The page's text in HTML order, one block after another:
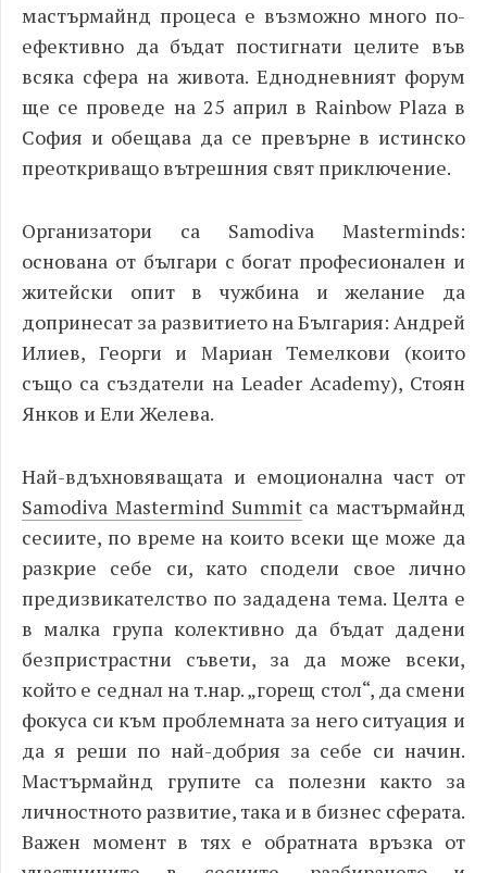
мастърмайнд процеса е възможно много по-
ефективно да бъдат постигнати целите във
всяка сфера на живота. Еднодневният форум
ще се проведе на 25 април в Rainbow Plaza в
София и обещава да се превърне в истинско
преоткриващо вътрешния свят приключение.
Организатори са Samodiva Masterminds:
основана от българи с богат професионален и
житейски опит в чужбина и желание да
допринесат за развитието на България: Андрей
Илиев, Георги и Мариан Темелкови (които
също са създатели на Leader Academy), Стоян
Янков и Ели Желева.
Най-вдъхновяващата и емоционална част от
Samodiva Mastermind Summitса мастърмайнд
сесиите, по време на които всеки ще може да
разкрие себе си, като сподели свое лично
предизвикателство по зададена тема. Целта е
в малка група колективно да бъдат дадени
безпристрастни съвети, за да може всеки,
който е седнал на т.нар. „горещ стол“, да смени
фокуса си към проблемната за него ситуация и
да я реши по най-добрия за себе си начин.
Мастърмайнд групите са полезни както за
личностното развитие, така и в бизнес сферата.
Важен момент в тях е обратната връзка от